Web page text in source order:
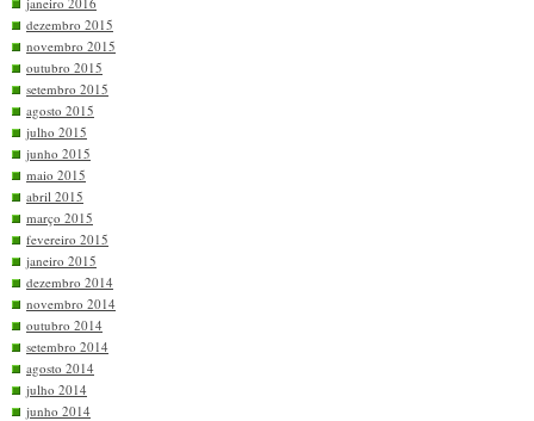
dezembro 2015
novembro 2015
outubro 2015
setembro 2015
agosto 2015
julho 2015
junho 2015
maio 2015
abril 2015
março 2015
fevereiro 2015
janeiro 2015
dezembro 2014
novembro 2014
outubro 2014
setembro 2014
agosto 2014
julho 2014
junho 2014